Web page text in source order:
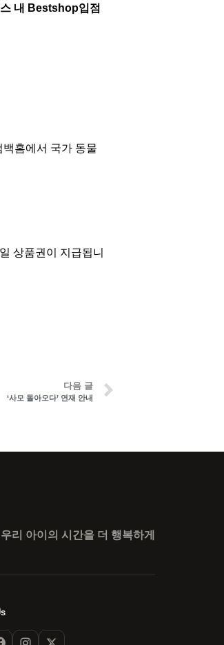
내 Bestshop입점
홈에서 국가 동물
상품권이 지급됩니
다음 글
‘사모 돌아오다’ 연재 안내
우리 아이의 시간을 더 행복하게